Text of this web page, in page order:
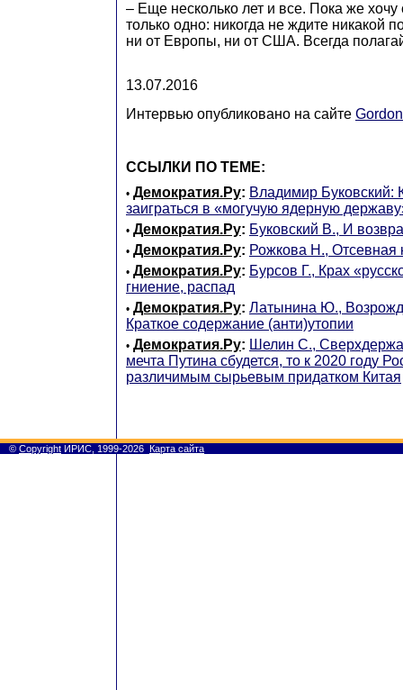
– Еще несколько лет и все. Пока же хочу
только одно: никогда не ждите никакой
ни от Европы, ни от США. Всегда
13.07.2016
Интервью опубликовано на сайте
ССЫЛКИ ПО ТЕМЕ:
• Демократия.Ру: Владимир Буковский:
заиграться в «могучую ядерную
• Демократия.Ру: Буковский В., И
• Демократия.Ру: Рожкова Н., Отсевная
• Демократия.Ру: Бурсов Г., Крах
гниение, распад
• Демократия.Ру: Латынина Ю.,
Краткое содержание (анти)утопии
• Демократия.Ру: Шелин С.,
мечта Путина сбудется, то к 2020 году
различимым сырьевым придатком Китая
© Copyright ИРИС, 1999-2026 Карта сайта